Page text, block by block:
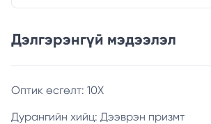
Дэлгэрэнгүй мэдээлэл
Оптик өсгөлт: 10Х
Дурангийн хийц: Дээврэн призмт